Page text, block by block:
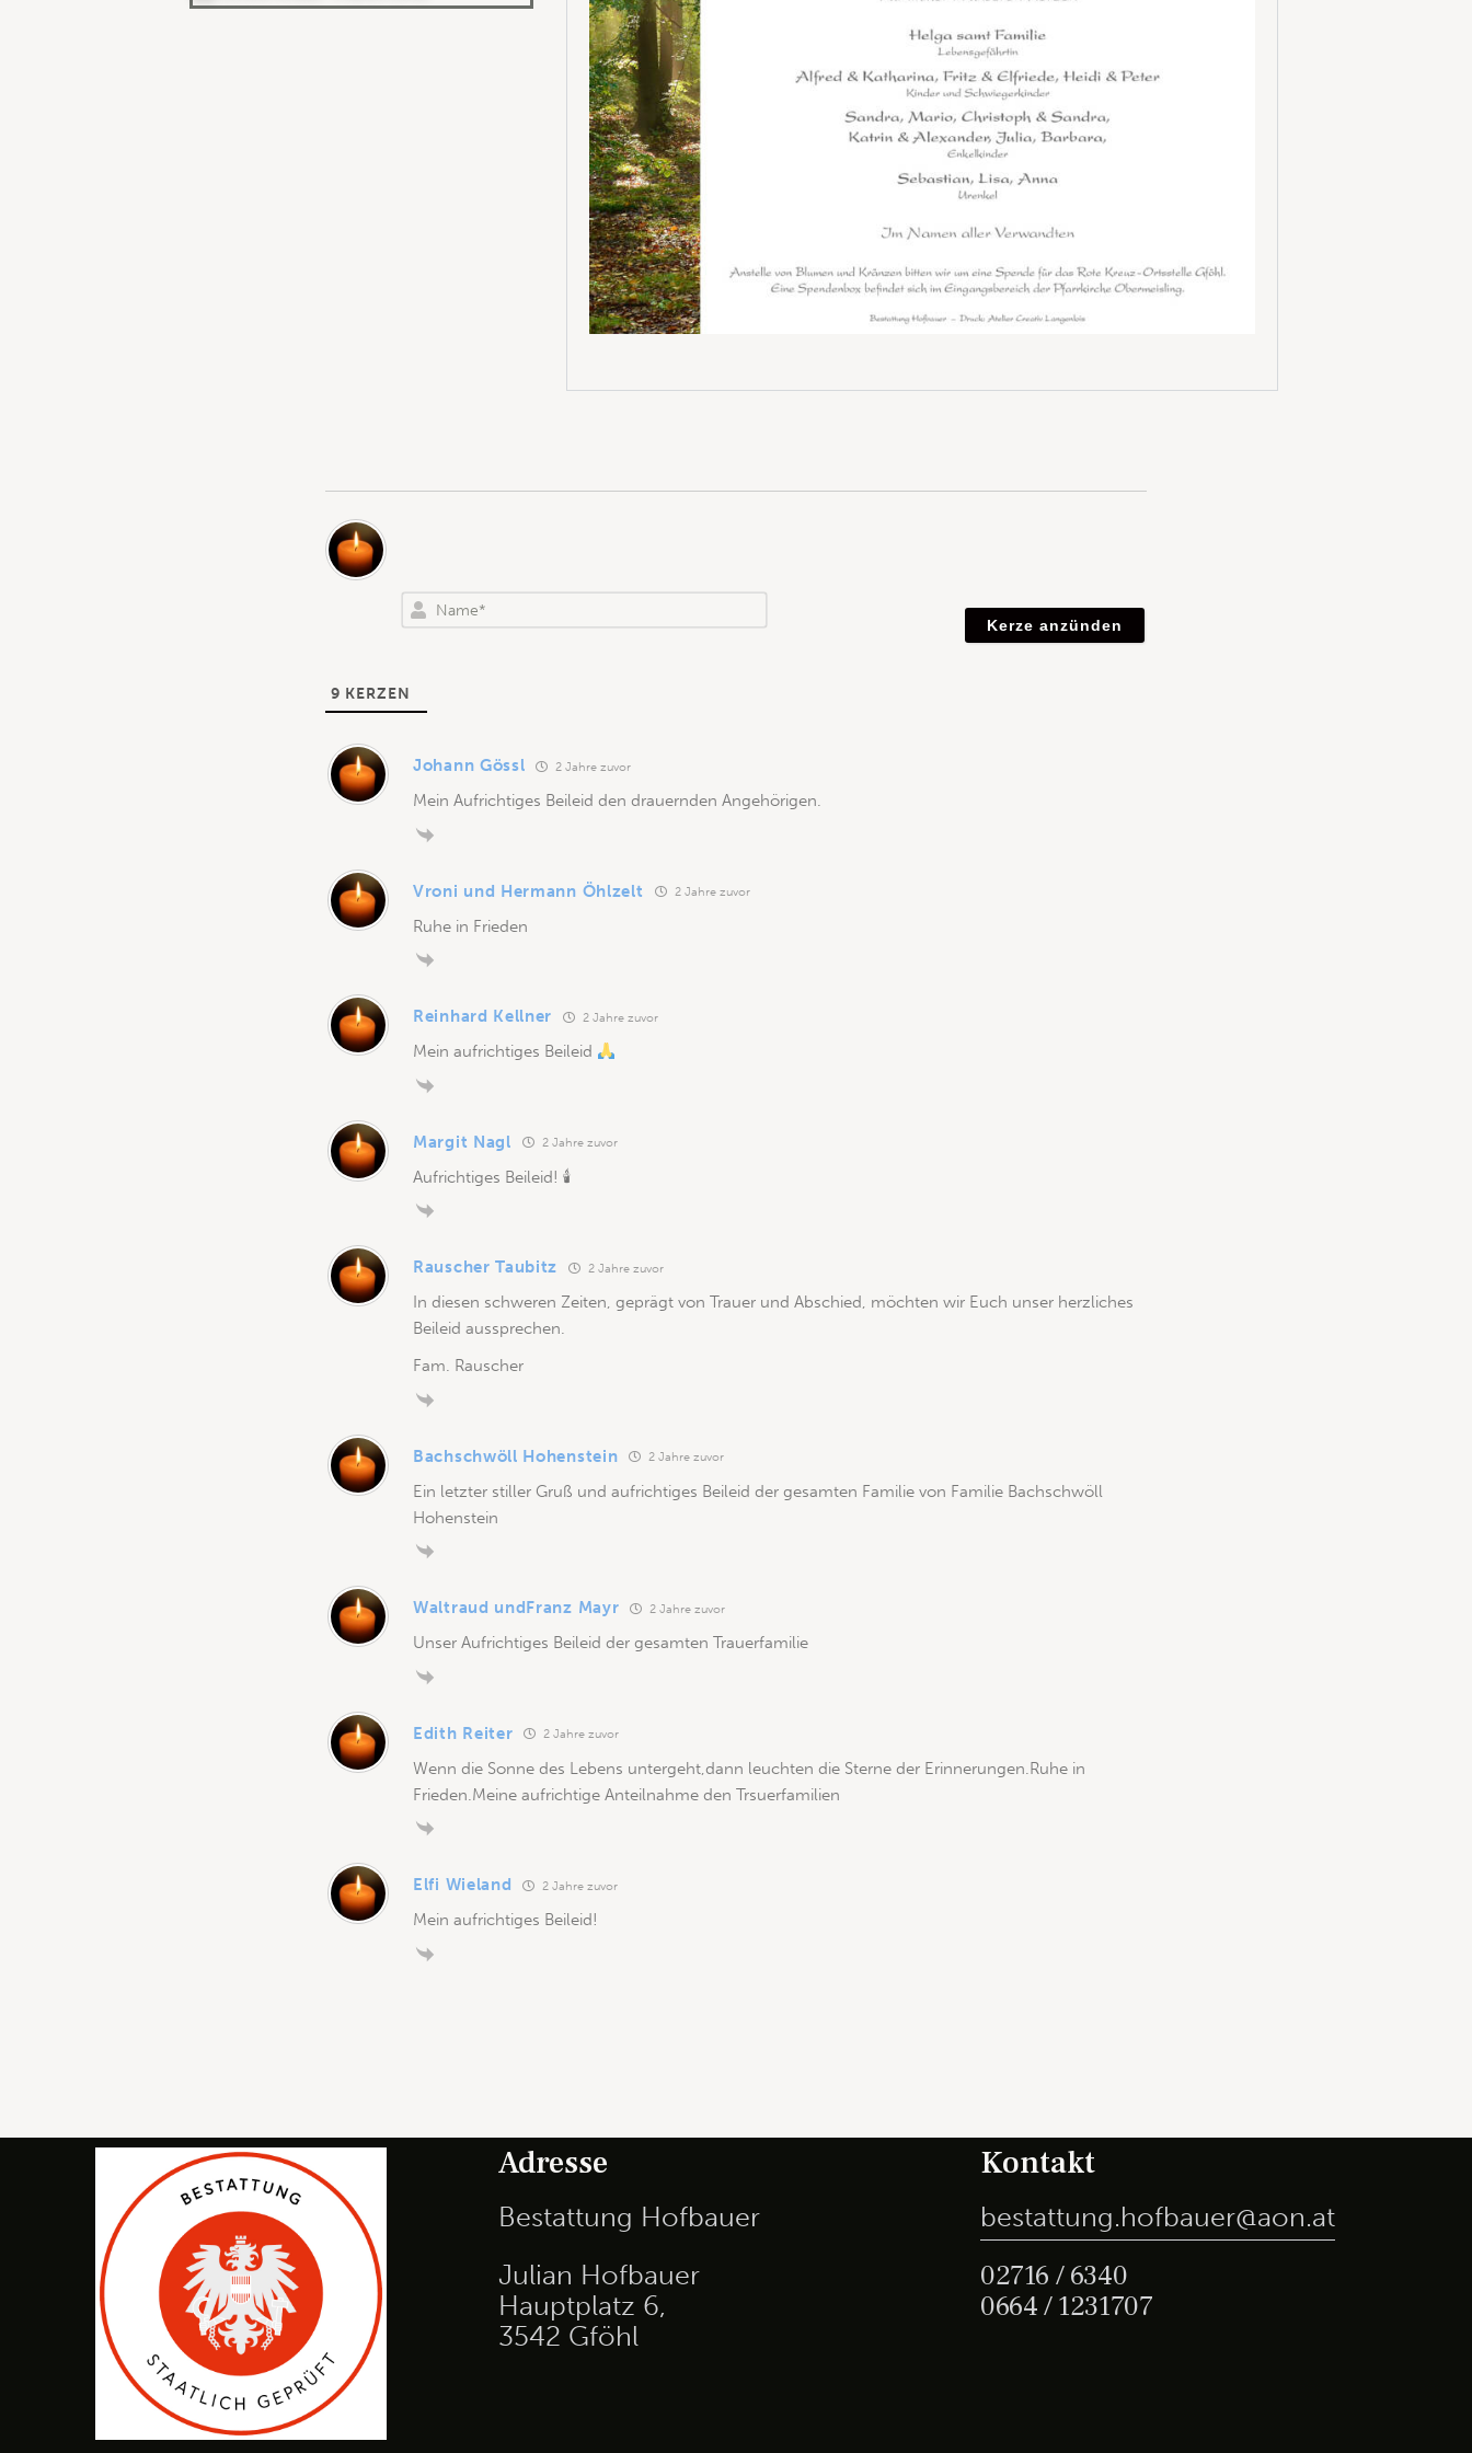
a
9 KERZEN
Johann Gössl 2 Jahre zuvor
Mein Aufrichtiges Beileid den drauernden Angehörigen.
Vroni und Hermann Öhlzelt 2 Jahre zuvor
Ruhe in Frieden
Reinhard Kellner 2 Jahre zuvor
Mein aufrichtiges Beileid
Margit Nagl 2 Jahre zuvor
Aufrichtiges Beileid! 🕯
Rauscher Taubitz 2 Jahre zuvor
In diesen schweren Zeiten, geprägt von Trauer und Abschied, möchten wir Euch unser herzliches
Beileid aussprechen.
Fam. Rauscher
Bachschwöll Hohenstein 2 Jahre zuvor
Ein letzter stiller Gruß und aufrichtiges Beileid der gesamten Familie von Familie Bachschwöll
Hohenstein
Waltraud undFranz Mayr 2 Jahre zuvor
Unser Aufrichtiges Beileid der gesamten Trauerfamilie
Edith Reiter 2 Jahre zuvor
Wenn die Sonne des Lebens untergeht,dann leuchten die Sterne der Erinnerungen.Ruhe in
Frieden.Meine aufrichtige Anteilnahme den Trsuerfamilien
Elfi Wieland 2 Jahre zuvor
Mein aufrichtiges Beileid!
Adresse
Bestattung Hofbauer
Julian Hofbauer
Hauptplatz 6,
3542 Gföhl
Kontakt
bestattung.hofbauer@aon.at
02716 / 6340
0664 / 1231707